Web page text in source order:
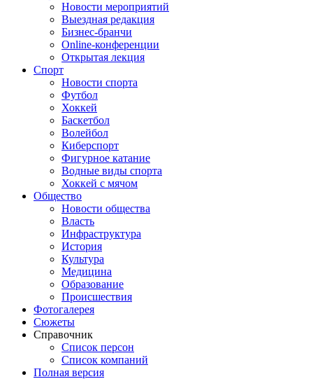
Новости мероприятий
Выездная редакция
Бизнес-бранчи
Online-конференции
Открытая лекция
Спорт
Новости спорта
Футбол
Хоккей
Баскетбол
Волейбол
Киберспорт
Фигурное катание
Водные виды спорта
Хоккей с мячом
Общество
Новости общества
Власть
Инфраструктура
История
Культура
Медицина
Образование
Происшествия
Фотогалерея
Сюжеты
Справочник
Список персон
Список компаний
Полная версия